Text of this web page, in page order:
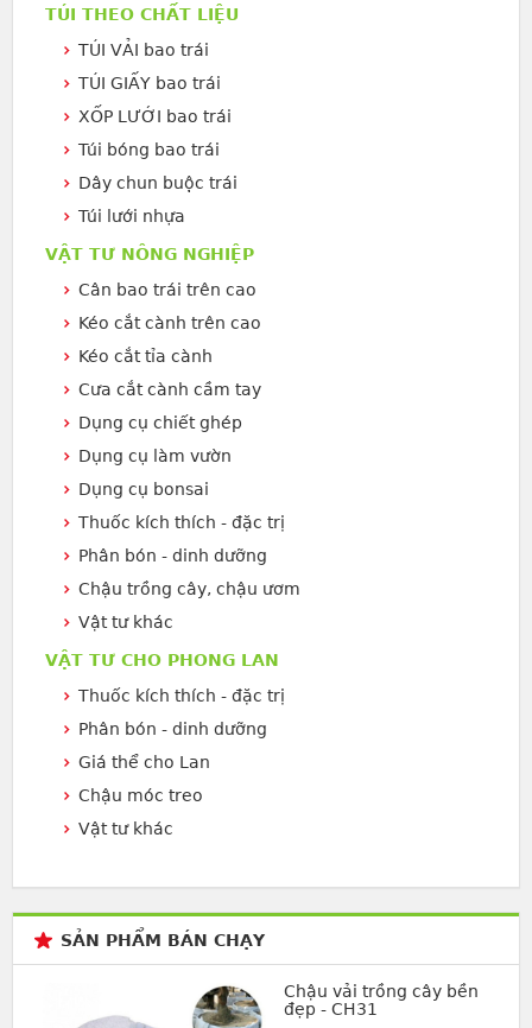
TÚI THEO CHẤT LIỆU
TÚI VẢI bao trái
TÚI GIẤY bao trái
XỐP LƯỚI bao trái
Túi bóng bao trái
Dây chun buộc trái
Túi lưới nhựa
VẬT TƯ NÔNG NGHIỆP
Cân bao trái trên cao
Kéo cắt cành trên cao
Kéo cắt tỉa cành
Cưa cắt cành cầm tay
Dụng cụ chiết ghép
Dụng cụ làm vườn
Dụng cụ bonsai
Thuốc kích thích - đặc trị
Phân bón - dinh dưỡng
Chậu trồng cây, chậu ươm
Vật tư khác
VẬT TƯ CHO PHONG LAN
Thuốc kích thích - đặc trị
Phân bón - dinh dưỡng
Giá thể cho Lan
Chậu móc treo
Vật tư khác
SẢN PHẨM BÁN CHẠY
Chậu vải trồng cây bền
đẹp - CH31